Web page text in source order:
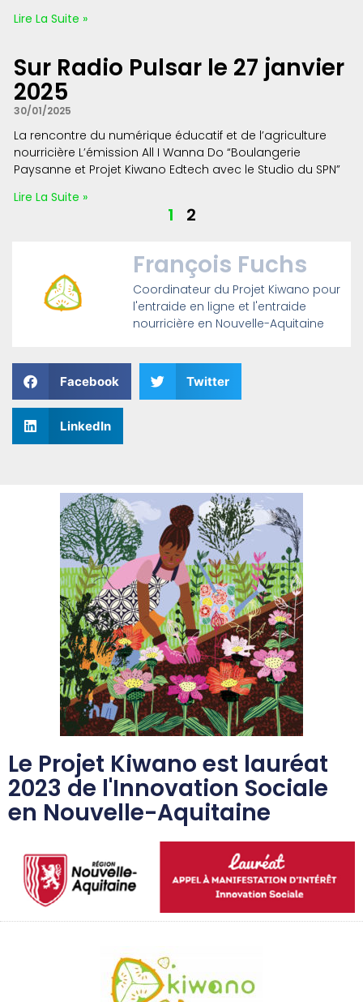
Lire La Suite »
Sur Radio Pulsar le 27 janvier
2025
30/01/2025
La rencontre du numérique éducatif et de l’agriculture
nourricière L’émission All I Wanna Do “Boulangerie
Paysanne et Projet Kiwano Edtech avec le Studio du SPN”
Lire La Suite »
1 2
François Fuchs
Coordinateur du Projet Kiwano pour
l'entraide en ligne et l'entraide
nourricière en Nouvelle-Aquitaine
Facebook Twitter
LinkedIn
Le Projet Kiwano est lauréat
2023 de l'Innovation Sociale
en Nouvelle-Aquitaine